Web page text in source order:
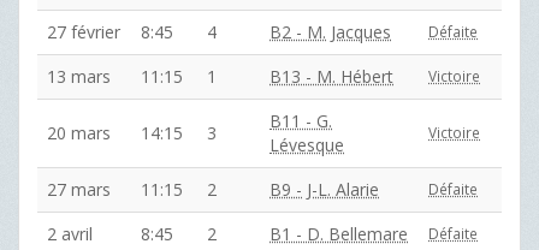
27 février 8:45 4 B2 - M. Jacques Défaite
13 mars 11:15 1 B13 - M. Hébert Victoire
20 mars 14:15 3
B11 - G.
Lévesque
Victoire
27 mars 11:15 2 B9 - J-L. Alarie Défaite
2 avril 8:45 2 B1 - D. Bellemare Défaite